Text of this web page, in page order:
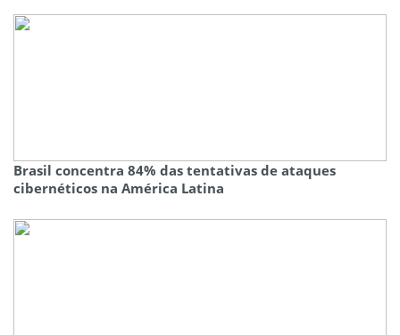
Brasil concentra 84% das tentativas de ataques
cibernéticos na América Latina